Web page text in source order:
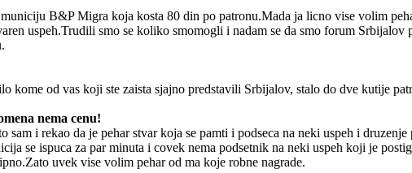
B&P Migra koja kosta 80 din po patronu.Mada ja licno vise volim
uspeh.Trudili smo se koliko smomogli i nadam se da smo forum Srbijalov
kome od vas koji ste zaista sjajno predstavili Srbijalov, stalo do dve kutije
nema cenu!
sam i rekao da je pehar stvar koja se pamti i podseca na neki uspeh i
se ispuca za par minuta i covek nema podsetnik na neki uspeh koji je
uvek vise volim pehar od ma koje robne nagrade.